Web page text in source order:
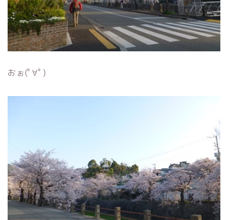
おぉ(ﾟ∀ﾟ)